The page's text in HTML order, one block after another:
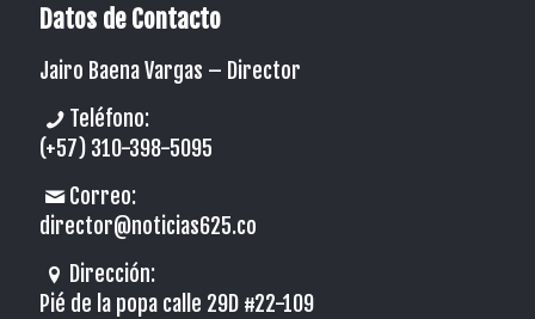
Datos de Contacto
Jairo Baena Vargas – Director
Teléfono:
(+57) 310-398-5095
Correo:
director@noticias625.co
Dirección:
Pié de la popa calle 29D #22-109